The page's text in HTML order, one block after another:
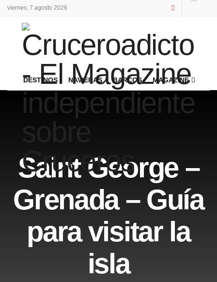
viernes, 7 agosto 2026
DESTINOS NAVIERAS BARCOS MAGAZINE
Saint George –
Grenada – Guía
para visitar la
isla